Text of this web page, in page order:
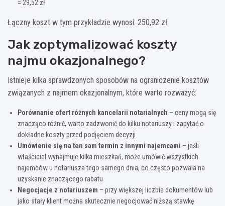
= 29,52 zł
Łączny koszt w tym przykładzie wynosi: 250,92 zł
Jak zoptymalizować koszty
najmu okazjonalnego?
Istnieje kilka sprawdzonych sposobów na ograniczenie kosztów
związanych z najmem okazjonalnym, które warto rozważyć:
Porównanie ofert różnych kancelarii notarialnych – ceny mogą się
znacząco różnić, warto zadzwonić do kilku notariuszy i zapytać o
dokładne koszty przed podjęciem decyzji
Umówienie się na ten sam termin z innymi najemcami – jeśli
właściciel wynajmuje kilka mieszkań, może umówić wszystkich
najemców u notariusza tego samego dnia, co często pozwala na
uzyskanie znaczącego rabatu
Negocjacje z notariuszem – przy większej liczbie dokumentów lub
jako stały klient można skutecznie negocjować niższą stawkę